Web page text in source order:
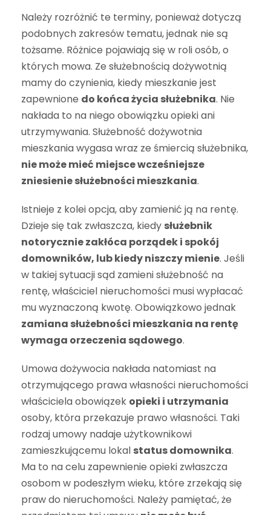
Należy rozróżnić te terminy, ponieważ dotyczą
podobnych zakresów tematu, jednak nie są
tożsame. Różnice pojawiają się w roli osób, o
których mowa. Ze służebnością dożywotnią
mamy do czynienia, kiedy mieszkanie jest
zapewnione do końca życia służebnika. Nie
nakłada to na niego obowiązku opieki ani
utrzymywania. Służebność dożywotnia
mieszkania wygasa wraz ze śmiercią służebnika,
nie może mieć miejsce wcześniejsze
zniesienie służebności mieszkania.
Istnieje z kolei opcja, aby zamienić ją na rentę.
Dzieje się tak zwłaszcza, kiedy służebnik
notorycznie zakłóca porządek i spokój
domowników, lub kiedy niszczy mienie. Jeśli
w takiej sytuacji sąd zamieni służebność na
rentę, właściciel nieruchomości musi wypłacać
mu wyznaczoną kwotę. Obowiązkowo jednak
zamiana służebności mieszkania na rentę
wymaga orzeczenia sądowego.
Umowa dożywocia nakłada natomiast na
otrzymującego prawa własności nieruchomości
właściciela obowiązek opieki i utrzymania
osoby, która przekazuje prawo własności. Taki
rodzaj umowy nadaje użytkownikowi
zamieszkującemu lokal status domownika.
Ma to na celu zapewnienie opieki zwłaszcza
osobom w podeszłym wieku, które zrzekają się
praw do nieruchomości. Należy pamiętać, że